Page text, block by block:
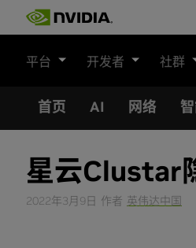
平台 开发者 社群
首页 AI 网络
星云Clustar
2022年3月9日 作者 英伟达中国